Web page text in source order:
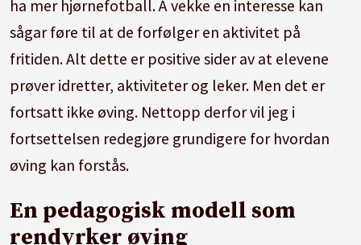
ha mer hjørnefotball. Å vekke en interesse kan
sågar føre til at de forfølger en aktivitet på
fritiden. Alt dette er positive sider av at elevene
prøver idretter, aktiviteter og leker. Men det er
fortsatt ikke øving. Nettopp derfor vil jeg i
fortsettelsen redegjøre grundigere for hvordan
øving kan forstås.
En pedagogisk modell som
rendyrker øving